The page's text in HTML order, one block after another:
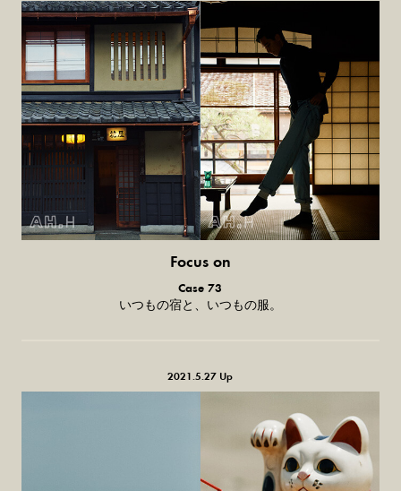
Focus on
気になる服とか人とか。
Case 73
いつもの宿と、いつもの服。
2021.5.27 Up